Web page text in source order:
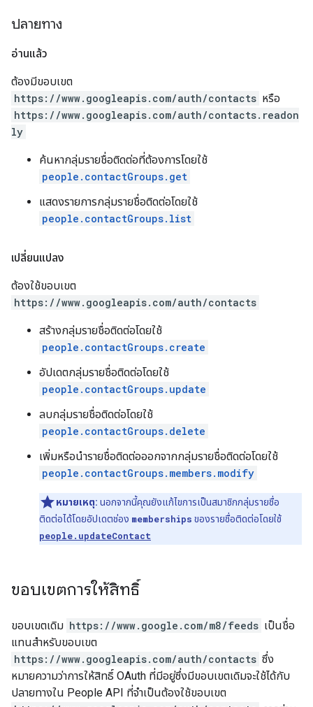
ปลายทาง
อ่านแล้ว
ต้องมีขอบเขต
https://www.googleapis.com/auth/contacts หรือ
https://www.googleapis.com/auth/contacts.readon
ly
ค้นหากลุ่มรายชื่อติดต่อที่ต้องการโดยใช้
people.contactGroups.get
แสดงรายการกลุ่มรายชื่อติดต่อโดยใช้
people.contactGroups.list
เปลี่ยนแปลง
ต้องใช้ขอบเขต
https://www.googleapis.com/auth/contacts
สร้างกลุ่มรายชื่อติดต่อโดยใช้
people.contactGroups.create
อัปเดตกลุ่มรายชื่อติดต่อโดยใช้
people.contactGroups.update
ลบกลุ่มรายชื่อติดต่อโดยใช้
people.contactGroups.delete
เพิ่มหรือนำรายชื่อติดต่อออกจากกลุ่มรายชื่อติดต่อโดยใช้
people.contactGroups.members.modify
หมายเหตุ: นอกจากนี้คุณยังแก้ไขการเป็นสมาชิกกลุ่มรายชื่อ
ติดต่อได้โดยอัปเดตช่อง memberships ของรายชื่อติดต่อโดยใช้
people.updateContact
ขอบเขตการให้สิทธิ์
ขอบเขตเดิม https://www.google.com/m8/feeds เป็นชื่อ
แทนสำหรับขอบเขต
https://www.googleapis.com/auth/contacts ซึ่ง
หมายความว่าการให้สิทธิ์ OAuth ที่มีอยู่ซึ่งมีขอบเขตเดิมจะใช้ได้กับ
ปลายทางใน People API ที่จำเป็นต้องใช้ขอบเขต